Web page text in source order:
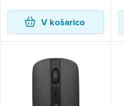
V košarico